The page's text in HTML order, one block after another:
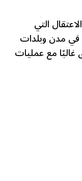
التي
في مدن وبلدات
غالبًا مع عمليات